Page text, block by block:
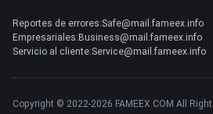
Reportes de errores:Safe@mail.fameex.info
Empresariales:Business@mail.fameex.info
Servicio al cliente:Service@mail.fameex.info
Copyright © 2022-2026 FAMEEX.COM All